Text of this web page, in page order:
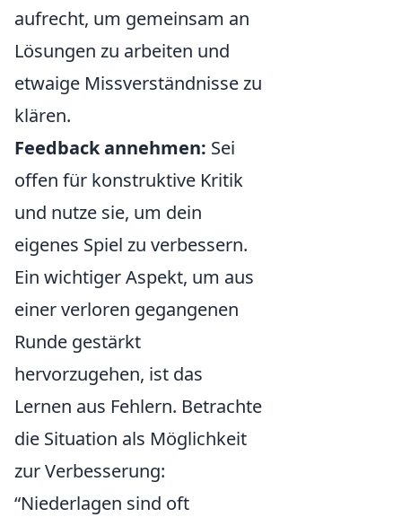
aufrecht, um gemeinsam an
Lösungen zu arbeiten und
etwaige Missverständnisse zu
klären.
Feedback annehmen: Sei
offen für konstruktive Kritik
und nutze sie, um dein
eigenes Spiel zu verbessern.
Ein wichtiger Aspekt, um aus
einer verloren gegangenen
Runde gestärkt
hervorzugehen, ist das
Lernen aus Fehlern. Betrachte
die Situation als Möglichkeit
zur Verbesserung:
“Niederlagen sind oft